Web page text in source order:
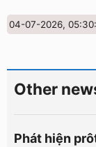
04-07-2026,
Other
Phát hiện